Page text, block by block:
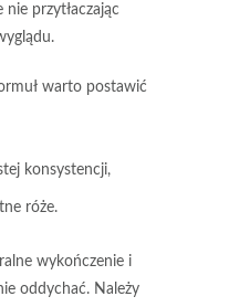
nie przytłaczając
warto postawić
konsystencji,
róże.
wykończenie i
oddychać. Należy